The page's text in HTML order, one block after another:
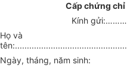
Cấp chứng chỉ
Kính gửi:
Họ và
tên:
Ngày, tháng, năm sinh: